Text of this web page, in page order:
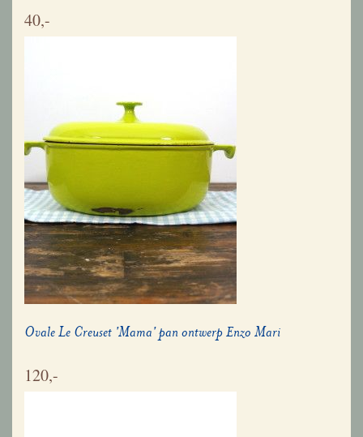
40,-
Ovale Le Creuset 'Mama' pan ontwerp Enzo Mari
120,-